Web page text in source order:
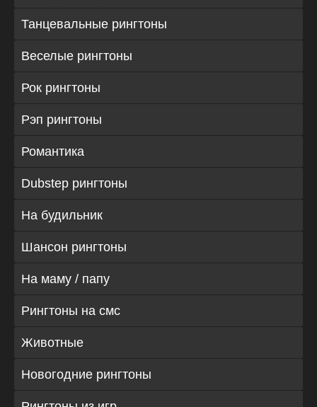
Танцевальные рингтоны
Веселые рингтоны
Рок рингтоны
Рэп рингтоны
Романтика
Dubstep рингтоны
На будильник
Шансон рингтоны
На маму / папу
Рингтоны на смс
Животные
Новогодние рингтоны